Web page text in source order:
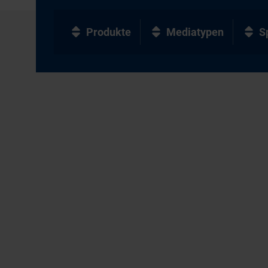
Produkte Mediatypen